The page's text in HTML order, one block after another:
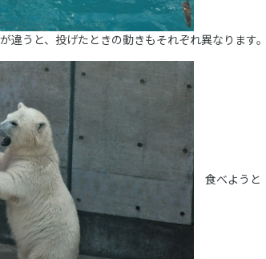
違うと、投げたときの動きもそれぞれ異なります。
食べようと